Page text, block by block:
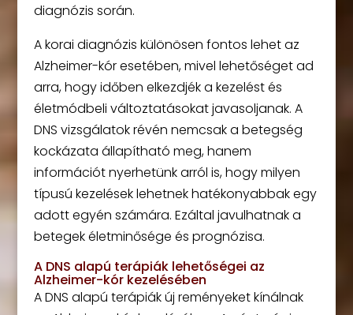
diagnózis során.
A korai diagnózis különösen fontos lehet az
Alzheimer-kór esetében, mivel lehetőséget ad
arra, hogy időben elkezdjék a kezelést és
életmódbeli változtatásokat javasoljanak. A
DNS vizsgálatok révén nemcsak a betegség
kockázata állapítható meg, hanem
információt nyerhetünk arról is, hogy milyen
típusú kezelések lehetnek hatékonyabbak egy
adott egyén számára. Ezáltal javulhatnak a
betegek életminősége és prognózisa.
A DNS alapú terápiák lehetőségei az
Alzheimer-kór kezelésében
A DNS alapú terápiák új reményeket kínálnak